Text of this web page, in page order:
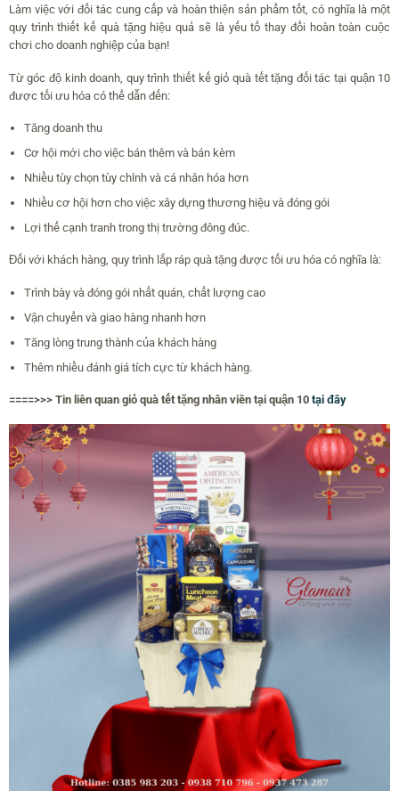
Làm việc với đối tác cung cấp và hoàn thiện sản phẩm tốt, có nghĩa là một
quy trình thiết kế quà tặng hiệu quả sẽ là yếu tố thay đổi hoàn toàn cuộc
chơi cho doanh nghiệp của bạn!
Từ góc độ kinh doanh, quy trình thiết kế giỏ quà tết tặng đối tác tại quận 10
được tối ưu hóa có thể dẫn đến:
Tăng doanh thu
Cơ hội mới cho việc bán thêm và bán kèm
Nhiều tùy chọn tùy chỉnh và cá nhân hóa hơn
Nhiều cơ hội hơn cho việc xây dựng thương hiệu và đóng gói
Lợi thế cạnh tranh trong thị trường đông đúc.
Đối với khách hàng, quy trình lắp ráp quà tặng được tối ưu hóa có nghĩa là:
Trình bày và đóng gói nhất quán, chất lượng cao
Vận chuyển và giao hàng nhanh hơn
Tăng lòng trung thành của khách hàng
Thêm nhiều đánh giá tích cực từ khách hàng.
====>>> Tin liên quan giỏ quà tết tặng nhân viên tại quận 10 tại đây